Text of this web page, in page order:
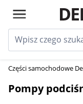
Części samochodowe
Pompy